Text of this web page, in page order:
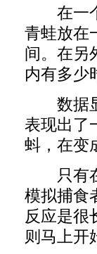
在一个
青蛙放在
间。在另
内有多少
数据显
表现出了
蚪，在变
只有在
模拟捕食
反应是很
则马上开